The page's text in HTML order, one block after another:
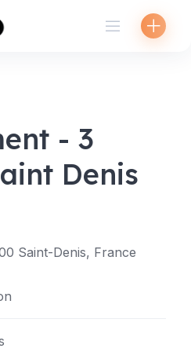
- 3
Denis
Saint-Denis, France